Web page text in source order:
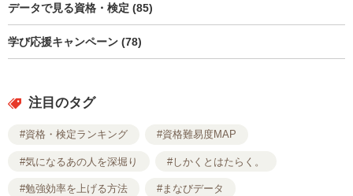
データで見る資格・検定 (85)
学び応援キャンペーン (78)
注目のタグ
#資格・検定ランキング #資格難易度MAP
#気になるあの人を深堀り #しかくとはたらく。
#勉強効率を上げる方法 #まなびデータ